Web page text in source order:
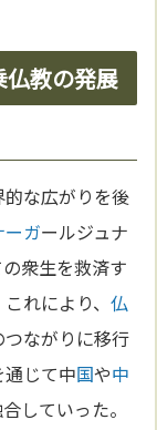
教の発展
的な広がりを後
ーガールジュナ
衆生を救済す
れにより、仏
ながりに移行
通じて中国や中
していった。